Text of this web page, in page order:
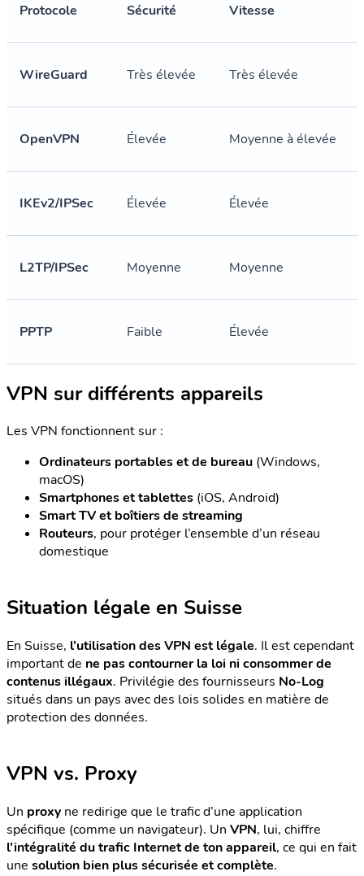
Protocole Sécurité Vitesse
WireGuard Très élevée Très élevée
OpenVPN Élevée Moyenne à élevée
IKEv2/IPSec Élevée Élevée
L2TP/IPSec Moyenne Moyenne
PPTP Faible Élevée
VPN sur différents appareils
Les VPN fonctionnent sur :
Ordinateurs portables et de bureau (Windows,
macOS)
Smartphones et tablettes (iOS, Android)
Smart TV et boîtiers de streaming
Routeurs, pour protéger l’ensemble d’un réseau
domestique
Situation légale en Suisse
En Suisse, l’utilisation des VPN est légale. Il est cependant
important de ne pas contourner la loi ni consommer de
contenus illégaux. Privilégie des fournisseurs No-Log
situés dans un pays avec des lois solides en matière de
protection des données.
VPN vs. Proxy
Un proxy ne redirige que le trafic d’une application
spécifique (comme un navigateur). Un VPN, lui, chiffre
l’intégralité du trafic Internet de ton appareil, ce qui en fait
une solution bien plus sécurisée et complète.